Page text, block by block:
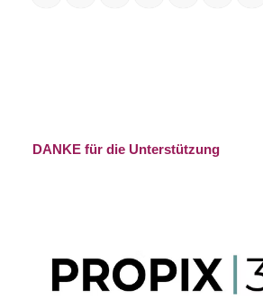
DANKE für die Unterstützung